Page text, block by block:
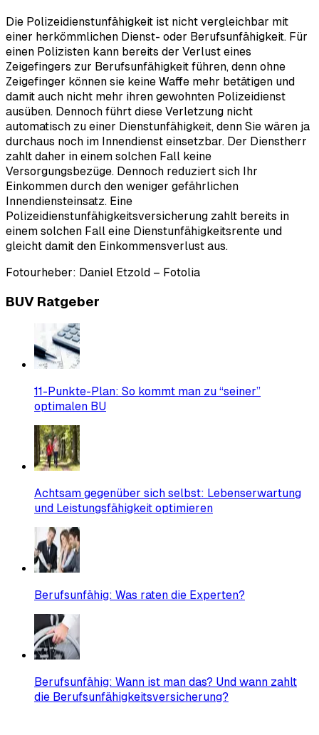
Die Polizeidienstunfähigkeit ist nicht vergleichbar mit
einer herkömmlichen Dienst- oder Berufsunfähigkeit. Für
einen Polizisten kann bereits der Verlust eines
Zeigefingers zur Berufsunfähigkeit führen, denn ohne
Zeigefinger können sie keine Waffe mehr betätigen und
damit auch nicht mehr ihren gewohnten Polizeidienst
ausüben. Dennoch führt diese Verletzung nicht
automatisch zu einer Dienstunfähigkeit, denn Sie wären ja
durchaus noch im Innendienst einsetzbar. Der Dienstherr
zahlt daher in einem solchen Fall keine
Versorgungsbezüge. Dennoch reduziert sich Ihr
Einkommen durch den weniger gefährlichen
Innendiensteinsatz. Eine
Polizeidienstunfähigkeitsversicherung zahlt bereits in
einem solchen Fall eine Dienstunfähigkeitsrente und
gleicht damit den Einkommensverlust aus.
Fotourheber: Daniel Etzold – Fotolia
BUV Ratgeber
11-Punkte-Plan: So kommt man zu “seiner”
optimalen BU
Achtsam gegenüber sich selbst: Lebenserwartung
und Leistungsfähigkeit optimieren
Berufsunfähig: Was raten die Experten?
Berufsunfähig: Wann ist man das? Und wann zahlt
die Berufsunfähigkeit­sversicherung?